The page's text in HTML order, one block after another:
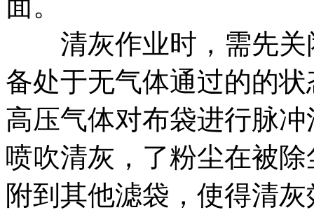
面。
清灰作业时，需先关
备处于无气体通过的的
高压气体对布袋进行脉
喷吹清灰，了粉尘在被
附到其他滤袋，使得清